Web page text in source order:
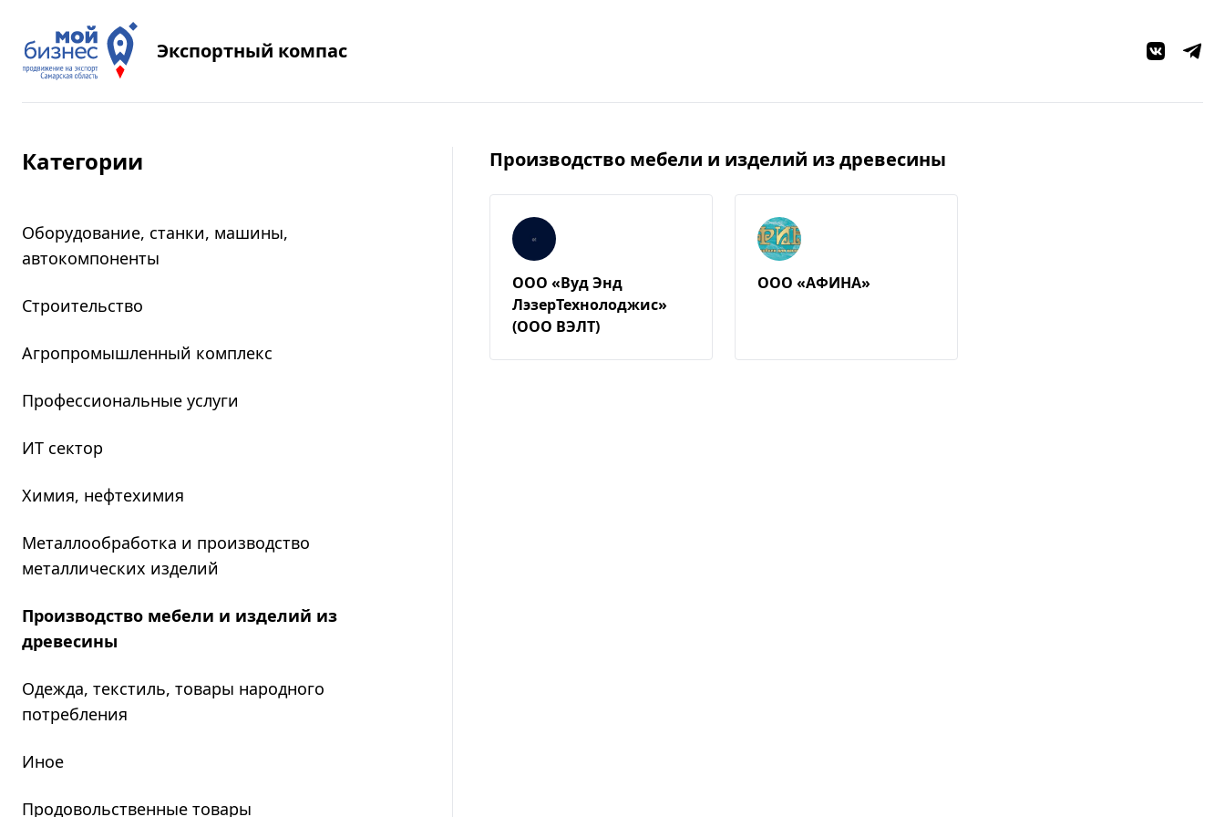
Экспортный компас
Категории
Оборудование, станки, машины,
автокомпоненты
Строительство
Агропромышленный комплекс
Профессиональные услуги
ИТ сектор
Химия, нефтехимия
Металлообработка и производство
металлических изделий
Производство мебели и изделий из
древесины
Одежда, текстиль, товары народного
потребления
Иное
Продовольственные товары
Производство мебели и изделий из древесины
ООО «Вуд Энд
ЛэзерТехнолоджис»
(ООО ВЭЛТ)
ООО «АФИНА»